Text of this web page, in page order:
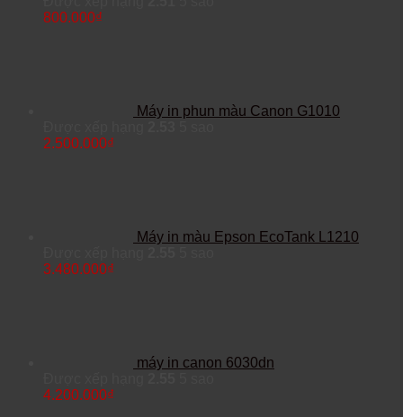
800.000₫
Máy in phun màu Canon G1010
2.500.000₫
Máy in màu Epson EcoTank L1210
3.480.000₫
máy in canon 6030dn
4.200.000₫